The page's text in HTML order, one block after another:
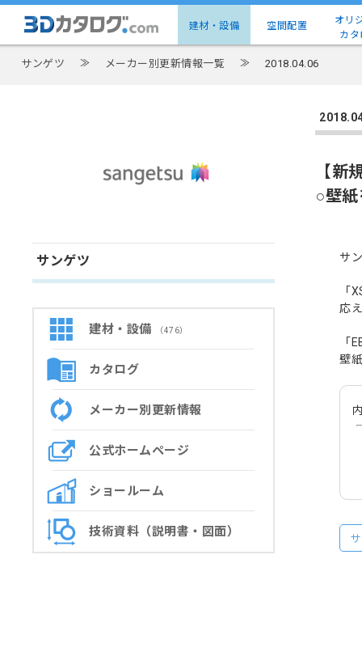
建材・設備 空間配置
オリ
カタ
サンゲツ ≫ メーカー別更新情報一覧 ≫ 2018.04.06
サンゲツ
建材・設備 （476）
カタログ
メーカー別更新情報
公式ホームページ
ショールーム
技術資料（説明書・図面）
【新
○壁
サ
「
応
「
壁